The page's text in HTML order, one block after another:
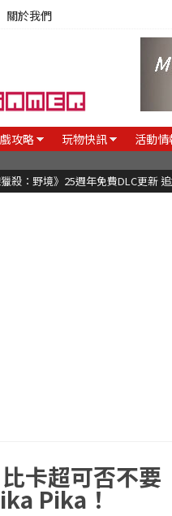
關於我們
攻略 玩物快訊 活動情
獵殺：野境》25週年免費DLC更新
比卡超可否不
Pika！